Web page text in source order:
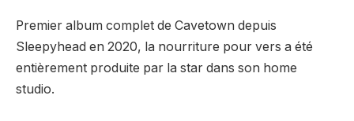
Premier album complet de Cavetown depuis
Sleepyhead en 2020, la nourriture pour vers a été
entièrement produite par la star dans son home
studio.